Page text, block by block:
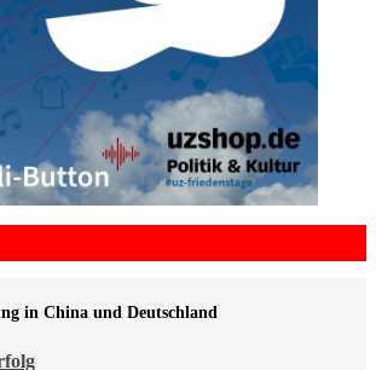
in China und Deutschland